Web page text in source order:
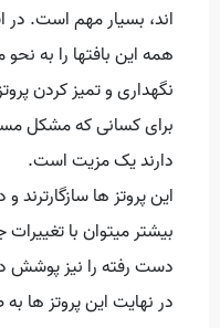
اند، بسیار مهم است. در
همه این بافتها را به
نگهداری و تمیز کردن
برای کسانی که مشکل
دارند یک مزیت است.
این پروتز ها
بیشتر میتوان با
دست رفته را نیز پوشش
در نهایت این پروتز ها